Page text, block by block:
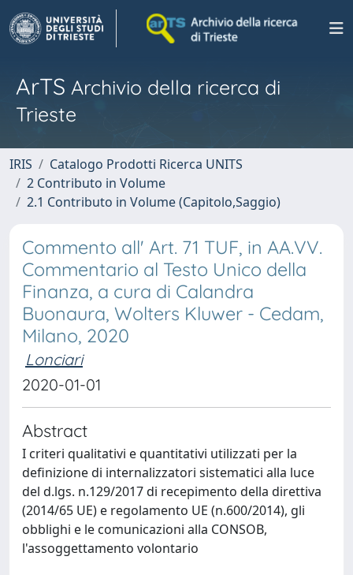
ArTS Archivio della ricerca di
Trieste
IRIS
Catalogo Prodotti Ricerca UNITS
2 Contributo in Volume
2.1 Contributo in Volume (Capitolo,Saggio)
Commento all' Art. 71 TUF, in AA.VV.
Commentario al Testo Unico della
Finanza, a cura di Calandra
Buonaura, Wolters Kluwer - Cedam,
Milano, 2020
Lonciari
2020-01-01
Abstract
I criteri qualitativi e quantitativi utilizzati per la
definizione di internalizzatori sistematici alla luce
del d.lgs. n.129/2017 di recepimento della direttiva
(2014/65 UE) e regolamento UE (n.600/2014), gli
obblighi e le comunicazioni alla CONSOB,
l'assoggettamento volontario